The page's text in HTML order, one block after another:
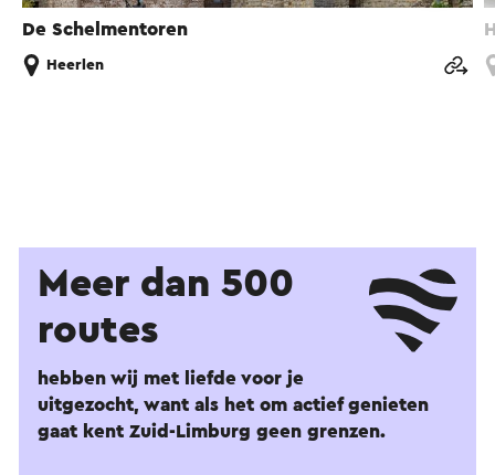
De Schelmentoren
Heerlen
Meer dan 500
routes
hebben wij met liefde voor je
uitgezocht, want als het om actief genieten
gaat kent Zuid-Limburg geen grenzen.